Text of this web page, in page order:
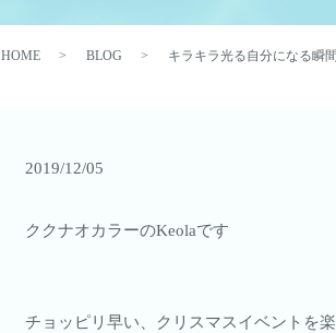
HOME BLOG キラキラ光る自分になる瞬
2019/12/05
ククナオカラーのKeolaです
チョッピリ早い、クリスマスイベントを楽